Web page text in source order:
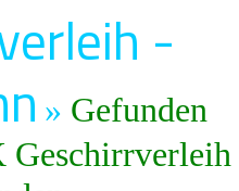
-
» Gefunden